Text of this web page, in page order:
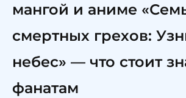
мангой и аниме
смертных грехов:
небес» — что стоит
фанатам